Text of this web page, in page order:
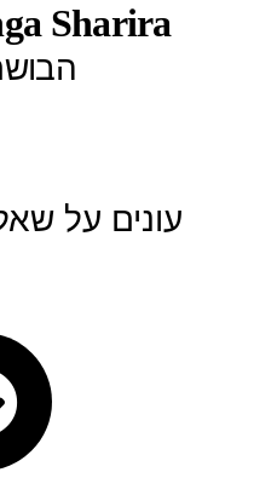
Sharira
עונים על